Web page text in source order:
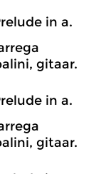
in a.
gitaar.
in a.
gitaar.